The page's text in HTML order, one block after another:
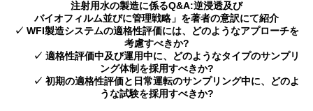
注射用水の製造に係るQ&A:逆浸透及び
バイオフィルム並びに管理戦略」を著者の意訳にて紹介
✓ WFI製造システムの適格性評価には、どのようなアプローチを
考慮すべきか?
✓ 適格性評価中及び運用中に、どのようなタイプのサンプリ
ング体制を採用すべきか?
✓ 初期の適格性評価と日常運転のサンプリング中に、どのよ
うな試験を採用すべきか?